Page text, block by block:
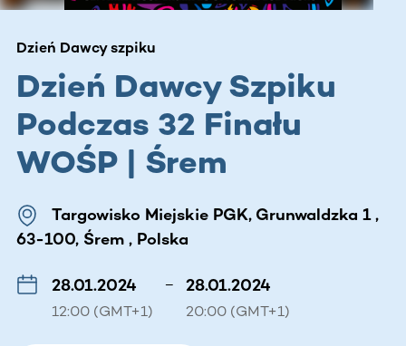
Dzień Dawcy szpiku
Dzień Dawcy Szpiku
Podczas 32 Finału
WOŚP | Śrem
Targowisko Miejskie PGK, Grunwaldzka 1 ,
63-100, Śrem , Polska
28.01.2024
12:00 (GMT+1)
– 28.01.2024
20:00 (GMT+1)